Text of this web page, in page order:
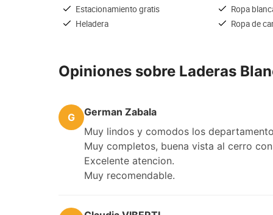
Estacionamiento gratis
Heladera
Ropa
Ropa de
Opiniones sobre Laderas
G
German Zabala
Muy lindos y comodos los
Muy completos, buena vista al cerro
Excelente atencion.
Muy recomendable.